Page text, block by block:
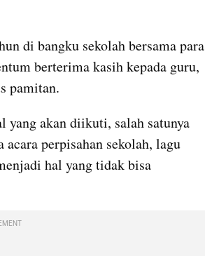
di bangku sekolah bersama para
berterima kasih kepada guru,
pamitan.
yang akan diikuti, salah satunya
perpisahan sekolah, lagu
hal yang tidak bisa